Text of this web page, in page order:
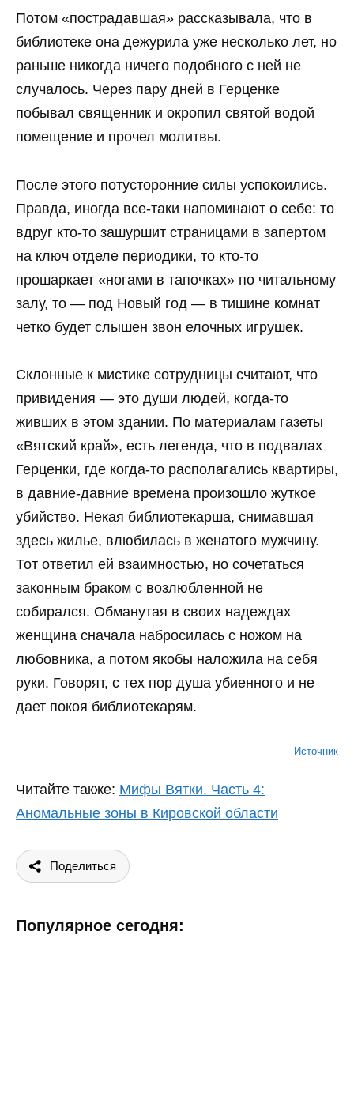
Потом «пострадавшая» рассказывала, что в
библиотеке она дежурила уже несколько лет, но
раньше никогда ничего подобного с ней не
случалось. Через пару дней в Герценке
побывал священник и окропил святой водой
помещение и прочел молитвы.
После этого потусторонние силы успокоились.
Правда, иногда все-таки напоминают о себе: то
вдруг кто-то зашуршит страницами в запертом
на ключ отделе периодики, то кто-то
прошаркает «ногами в тапочках» по читальному
залу, то — под Новый год — в тишине комнат
четко будет слышен звон елочных игрушек.
Склонные к мистике сотрудницы считают, что
привидения — это души людей, когда-то
живших в этом здании. По материалам газеты
«Вятский край», есть легенда, что в подвалах
Герценки, где когда-то располагались квартиры,
в давние-давние времена произошло жуткое
убийство. Некая библиотекарша, снимавшая
здесь жилье, влюбилась в женатого мужчину.
Тот ответил ей взаимностью, но сочетаться
законным браком с возлюбленной не
собирался. Обманутая в своих надеждах
женщина сначала набросилась с ножом на
любовника, а потом якобы наложила на себя
руки. Говорят, с тех пор душа убиенного и не
дает покоя библиотекарям.
Источник
Читайте также: Мифы Вятки. Часть 4:
Аномальные зоны в Кировской области
Поделиться
Популярное сегодня: